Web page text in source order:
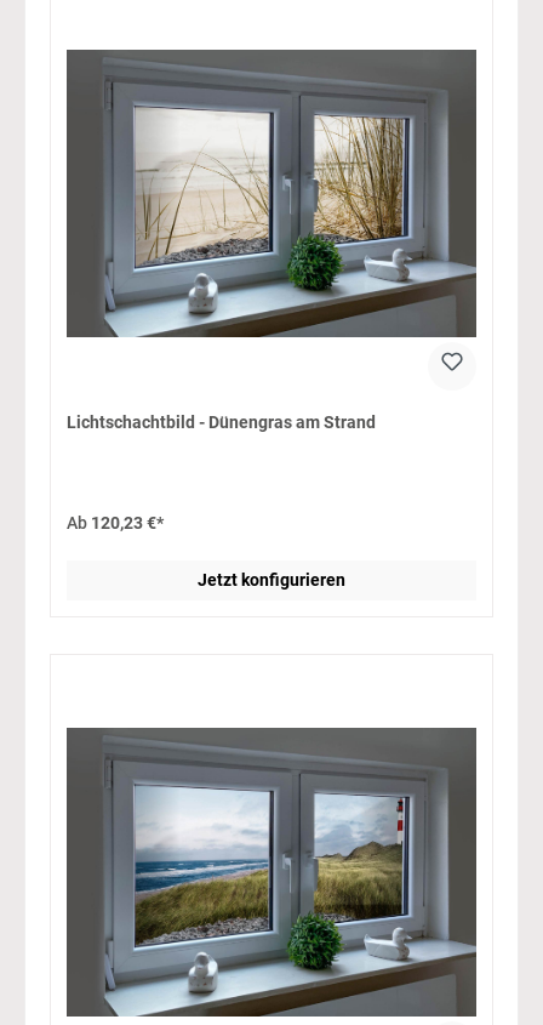
Lichtschachtbild - Dünengras am Strand
Ab 120,23 €*
Jetzt konfigurieren